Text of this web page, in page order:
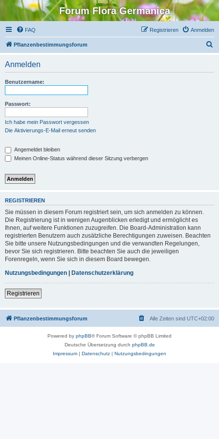
Forum Flora Germanica
FAQ Anmelden
Registrieren
Pflanzenbestimmungsforum
Anmelden
Benutzername:
Passwort:
Ich habe mein Passwort vergessen
Die Aktivierungs-E-Mail erneut senden
Angemeldet bleiben
Meinen Online-Status während dieser Sitzung verbergen
REGISTRIEREN
Sie müssen in diesem Forum registriert sein, um sich anmelden zu können.
Die Registrierung ist in wenigen Augenblicken erledigt und ermöglicht es
Ihnen, auf weitere Funktionen zuzugreifen. Die Board-Administration kann
registrierten Benutzern auch zusätzliche Berechtigungen zuweisen. Beachten
Sie bitte unsere Nutzungsbedingungen und die verwandten Regelungen,
bevor Sie sich registrieren. Bitte beachten Sie auch die jeweiligen
Forenregeln, wenn Sie sich in diesem Board bewegen.
Nutzungsbedingungen | Datenschutzerklärung
Registrieren
Pflanzenbestimmungsforum Alle Zeiten sind UTC+02:00
Powered by phpBB® Forum Software © phpBB Limited
Deutsche Übersetzung durch phpBB.de
Impressum | Datenschutz | Nutzungsbedingungen